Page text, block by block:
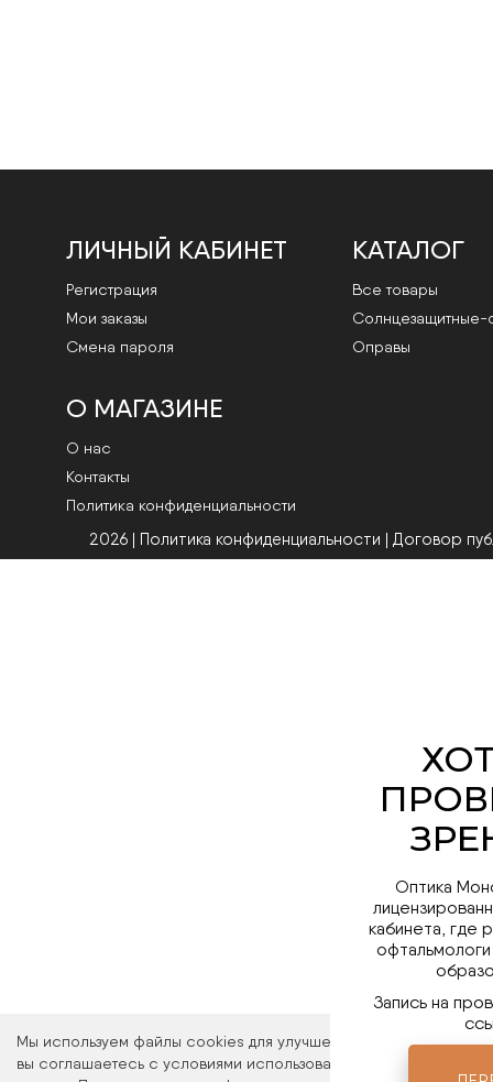
Мы используем файлы cookies для улучшения работы сайта.
вы соглашаетесь с условиями использования файлов cookies.
ЛИЧНЫЙ КАБИНЕТ
Регистрация
Мои заказы
Смена пароля
КАТАЛОГ
Все товары
Cолнцезащитные-
Оправы
О МАГАЗИНЕ
О нас
Контакты
Политика конфиденциальности
2026 | Политика конфиденциальности | Договор
Оптика
кабинета, где
Запись на